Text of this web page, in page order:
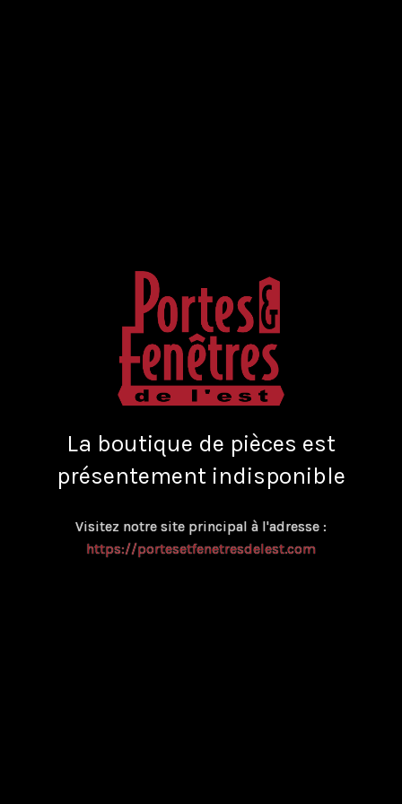
La boutique de pièces est
présentement indisponible
Visitez notre site principal à l'adresse :
https://portesetfenetresdelest.com